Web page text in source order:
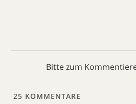
Bitte zum
25 KOMMENTARE